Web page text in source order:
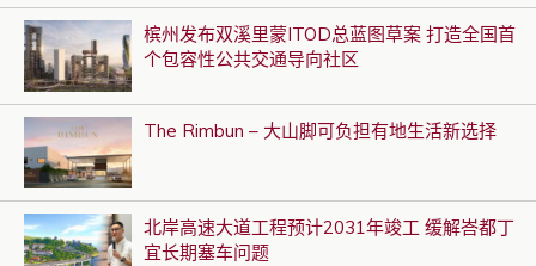
槟州发布双溪里蒙ITOD总蓝图草案 打造全国首
个包容性公共交通导向社区
The Rimbun – 大山脚可负担有地生活新选择
北岸高速大道工程预计2031年竣工 缓解峇都丁
宜长期塞车问题